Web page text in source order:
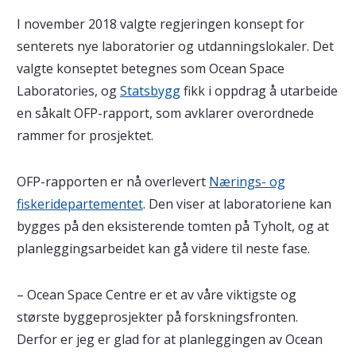
I november 2018 valgte regjeringen konsept for
senterets nye laboratorier og utdanningslokaler. Det
valgte konseptet betegnes som Ocean Space
Laboratories, ogStatsbyggfikk i oppdrag å utarbeide
en såkalt OFP-rapport, som avklarer overordnede
rammer for prosjektet.
OFP-rapporten er nå overlevert Nærings- og
fiskeridepartementet. Den viser at laboratoriene kan
bygges på den eksisterende tomten på Tyholt, og at
planleggingsarbeidet kan gå videre til neste fase.
– Ocean Space Centre er et av våre viktigste og
største byggeprosjekter på forskningsfronten.
Derfor er jeg er glad for at planleggingen av Ocean